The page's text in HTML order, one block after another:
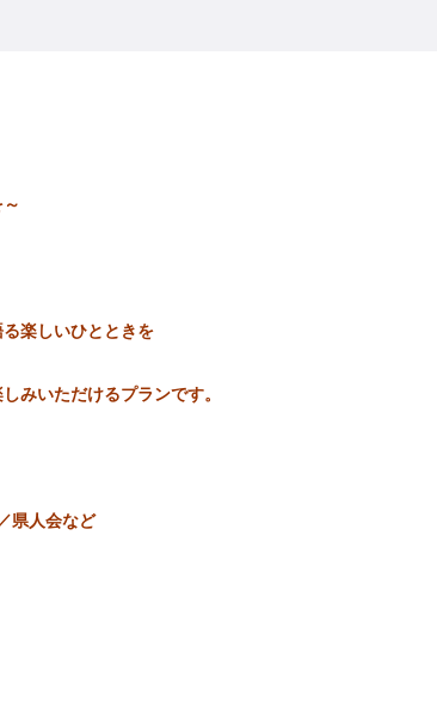
楽しいひとときを
みいただけるプランです。
県人会など